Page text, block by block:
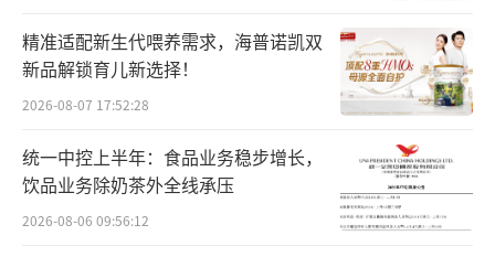
以5.69亿元退出，回报超110倍。仅从投资回报
看，这笔买卖极其成功。
清仓的时机踩得很准。华海诚科是国内半
导体环氧塑封料核心厂商，深度嵌入封测产业
链，受益于先进封装国产化趋势，股价一路走
精准适配新生代喂养需求，海普诺凯双
新品解锁育儿新选择！
2026-08-07 17:52:28
统一中控上半年：食品业务稳步增长，
饮品业务除奶茶外全线承压
2026-08-06 09:56:12